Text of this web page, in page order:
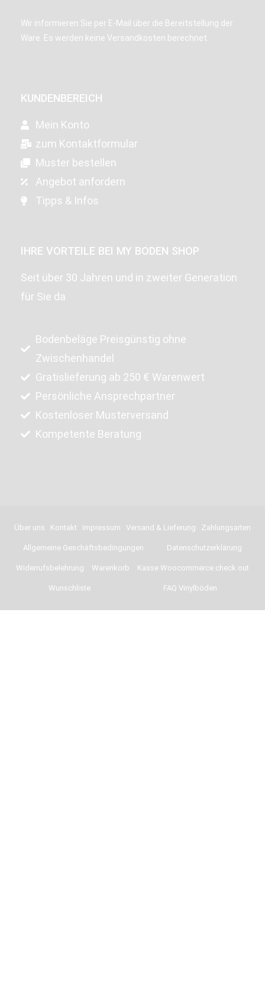
Wir informieren Sie per E-Mail über die Bereitstellung der
Ware. Es werden keine Versandkosten berechnet.
KUNDENBEREICH
Mein Konto
zum Kontaktformular
Muster bestellen
Angebot anfordern
Tipps & Infos
IHRE VORTEILE BEI MY BODEN SHOP
Seit über 30 Jahren und in zweiter Generation
für Sie da
Bodenbeläge Preisgünstig ohne
Zwischenhandel
Gratislieferung ab 250 € Warenwert
Persönliche Ansprechpartner
Kostenloser Musterversand
Kompetente Beratung
Über uns Kontakt Impressum Versand & Lieferung Zahlungsarten
Allgemeine Geschäftsbedingungen Datenschutzerklärung
Widerrufsbelehrung Warenkorb Kasse Woocommerce check out
Wunschliste FAQ Vinylböden